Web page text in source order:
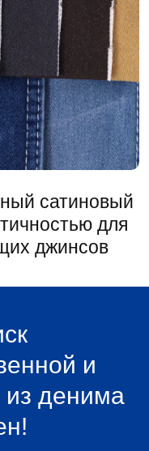
сатиновый
для
джинсов
и
из денима